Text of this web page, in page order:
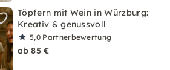
Töpfern mit Wein in Würzburg:
Kreativ & genussvoll
5,0 Partnerbewertung
ab 85 €